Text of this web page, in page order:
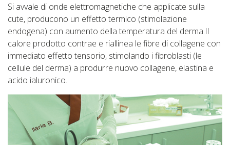
Si avvale di onde elettromagnetiche che applicate sulla
cute, producono un effetto termico (stimolazione
endogena) con aumento della temperatura del derma.Il
calore prodotto contrae e riallinea le fibre di collagene con
immediato effetto tensorio, stimolando i fibroblasti (le
cellule del derma) a produrre nuovo collagene, elastina e
acido ialuronico.